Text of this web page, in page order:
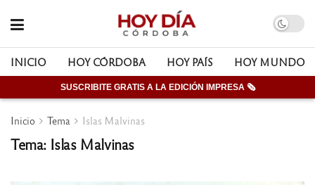
INICIO HOY CÓRDOBA HOY PAÍS HOY MUNDO
SUSCRIBITE GRATIS A LA EDICIÓN IMPRESA 🗞
Inicio Tema Islas Malvinas
Tema: Islas Malvinas